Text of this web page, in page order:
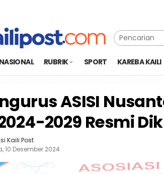
NASIONAL RUBRIK SPORT KAREBA KAILI
ASISI
2029 Resmi
Kaili Post
10 Desember 2024